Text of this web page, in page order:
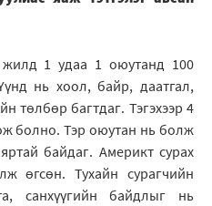
жилд 1 удаа 1 оюутанд 100
нь хоол, байр, даатгал,
төлбөр багтдаг. Тэгэхээр 4
болно. Тэр оюутан нь болж
байдаг. Америкт сурах
өгсөн. Тухайн сурагчийн
санхүүгийн байдлыг нь